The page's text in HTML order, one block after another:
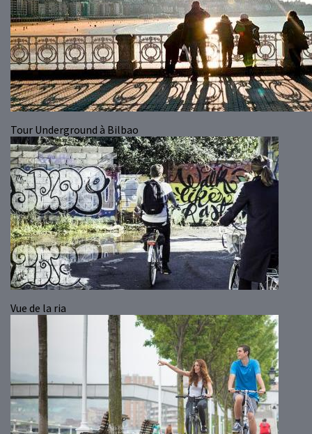
Tour Underground à Bilbao
Vue de la ria